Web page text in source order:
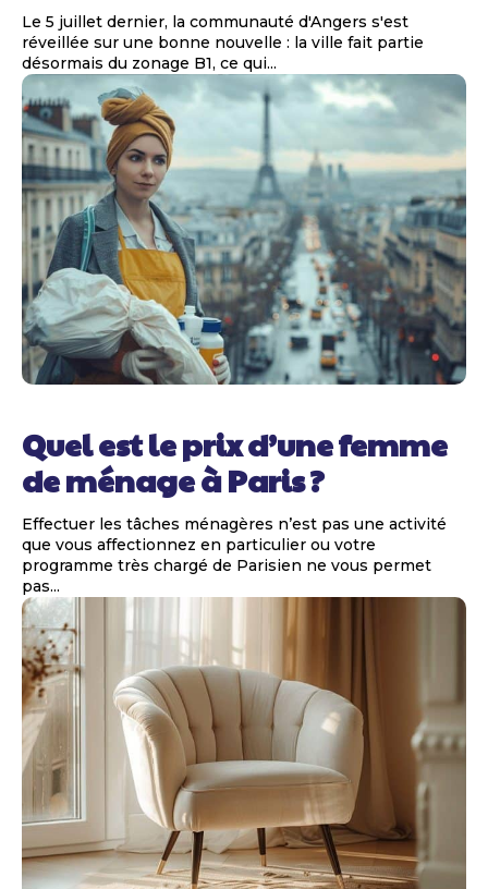
Le 5 juillet dernier, la communauté d'Angers s'est
réveillée sur une bonne nouvelle : la ville fait partie
désormais du zonage B1, ce qui...
Quel est le prix d’une femme
de ménage à Paris ?
Effectuer les tâches ménagères n’est pas une activité
que vous affectionnez en particulier ou votre
programme très chargé de Parisien ne vous permet
pas...